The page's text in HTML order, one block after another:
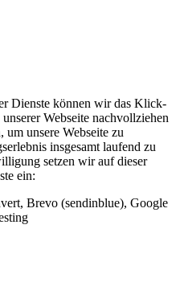
Dienste können wir das Klick-
Webseite nachvollziehen
um unsere Webseite zu
insgesamt laufend zu
setzen wir auf dieser
ein:
Brevo (sendinblue), Google